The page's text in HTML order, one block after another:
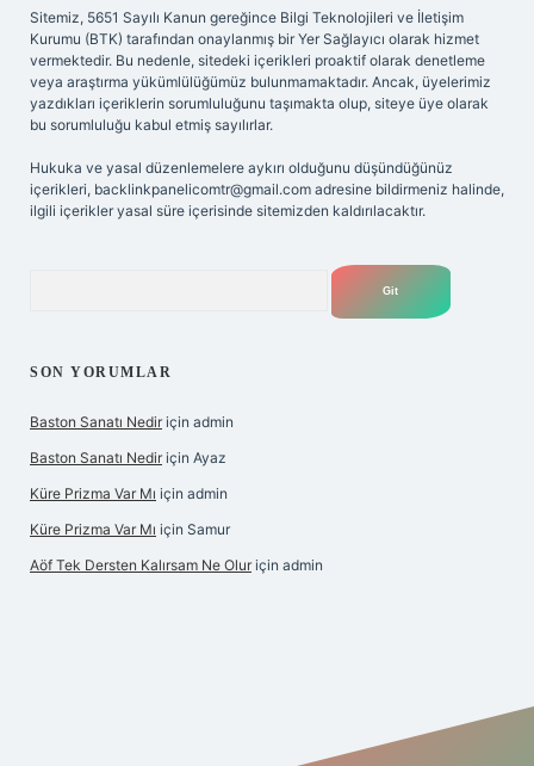
Sitemiz, 5651 Sayılı Kanun gereğince Bilgi Teknolojileri ve İletişim
Kurumu (BTK) tarafından onaylanmış bir Yer Sağlayıcı olarak hizmet
vermektedir. Bu nedenle, sitedeki içerikleri proaktif olarak denetleme
veya araştırma yükümlülüğümüz bulunmamaktadır. Ancak, üyelerimiz
yazdıkları içeriklerin sorumluluğunu taşımakta olup, siteye üye olarak
bu sorumluluğu kabul etmiş sayılırlar.
Hukuka ve yasal düzenlemelere aykırı olduğunu düşündüğünüz
içerikleri, backlinkpanelicomtr@gmail.com adresine bildirmeniz halinde,
ilgili içerikler yasal süre içerisinde sitemizden kaldırılacaktır.
SON YORUMLAR
Baston Sanatı Nedir için admin
Baston Sanatı Nedir için Ayaz
Küre Prizma Var Mı için admin
Küre Prizma Var Mı için Samur
Aöf Tek Dersten Kalırsam Ne Olur için admin